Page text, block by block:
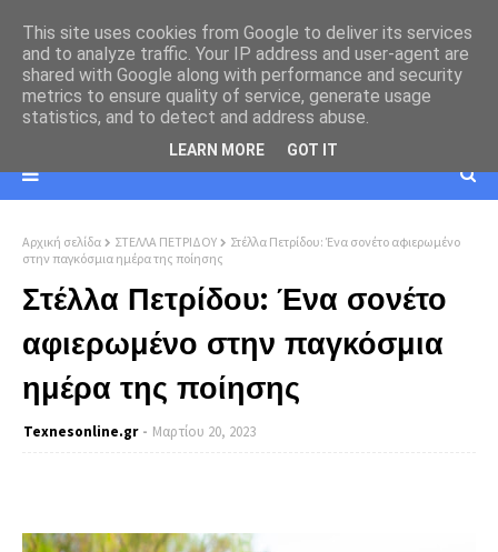
Αρχική σελίδα ΣΤΕΛΛΑ ΠΕΤΡΙΔΟΥ
Στέλλα Πετρίδου: Ένα σονέτο αφιερωμένο
στην παγκόσμια ημέρα της ποίησης
Στέλλα Πετρίδου: Ένα σονέτο
αφιερωμένο στην παγκόσμια
ημέρα της ποίησης
Texnesοnline.gr Μαρτίου 20, 2023
This site uses cookies from Google to deliver its services
and to analyze traffic. Your IP address and user-agent are
shared with Google along with performance and security
metrics to ensure quality of service, generate usage
statistics, and to detect and address abuse.
LEARN MORE GOT IT